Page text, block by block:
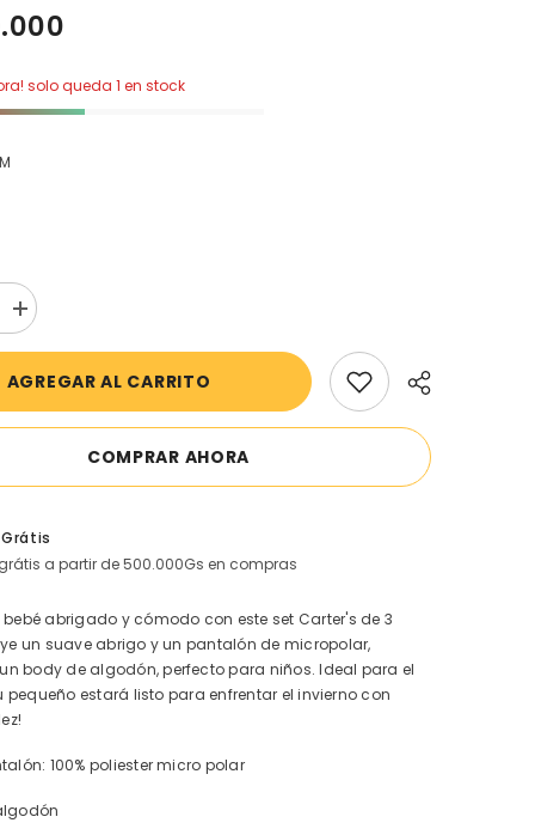
solo queda 1 en stock
aumentar
la
cantidad
Carter&#39;s
Set
y
de
AGREGAR AL CARRITO
COMPRAR AHORA
a partir de 500.000Gs en compras
bebé abrigado y cómodo con este set Carter's de 3
un suave abrigo y un pantalón de micropolar,
body de algodón, perfecto para niños. Ideal para el
pequeño estará listo para enfrentar el invierno con
100% poliester micro polar